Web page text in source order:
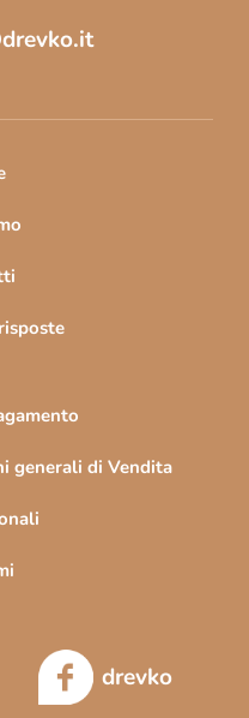
drevko.it
generali di Vendita
drevko